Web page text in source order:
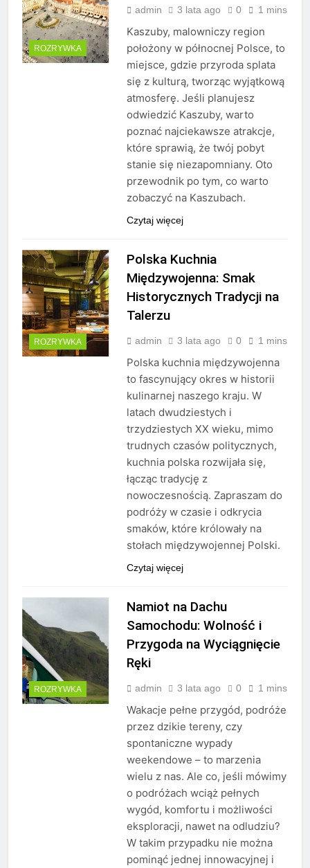
ROZRYWKA
admin 3 lata ago 0 1 mins
Kaszuby, malowniczy region
położony w północnej Polsce, to
miejsce, gdzie przyroda splata
się z kulturą, tworząc wyjątkową
atmosferę. Jeśli planujesz
odwiedzić Kaszuby, warto
poznać najciekawsze atrakcje,
które sprawią, że twój pobyt
stanie się niezapomniany. Oto
przewodnik po tym, co warto
zobaczyć na Kaszubach.
Czytaj więcej
ROZRYWKA
Polska Kuchnia
Międzywojenna: Smak
Historycznych Tradycji na
Talerzu
admin 3 lata ago 0 1 mins
Polska kuchnia międzywojenna
to fascynujący okres w historii
kulinarnej naszego kraju. W
latach dwudziestych i
trzydziestych XX wieku, mimo
trudnych czasów politycznych,
kuchnia polska rozwijała się,
łącząc tradycję z
nowoczesnością. Zapraszam do
podróży w czasie i odkrycia
smaków, które królowały na
stołach międzywojennej Polski.
Czytaj więcej
ROZRYWKA
Namiot na Dachu
Samochodu: Wolność i
Przygoda na Wyciągnięcie
Ręki
admin 3 lata ago 0 1 mins
Wakacje pełne przygód, podróże
przez dzikie tereny, czy
spontaniczne wypady
weekendowe – to marzenia
wielu z nas. Ale co, jeśli mówimy
o podróżach wciąż pełnych
wygód, komfortu i możliwości
eksploracji, nawet na odludziu?
W takim przypadku nie można
pominąć jednej innowacyjnej i